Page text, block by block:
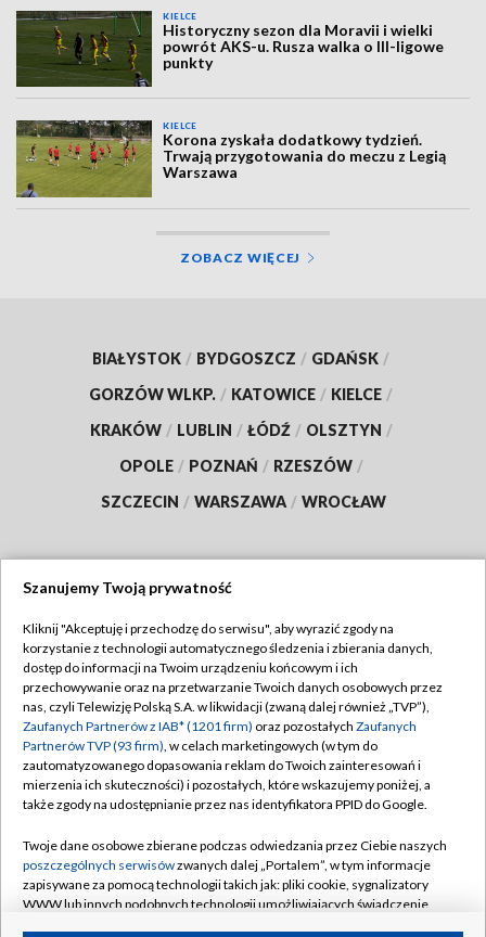
KIELCE
Historyczny sezon dla Moravii i wielki
powrót AKS-u. Rusza walka o III-ligowe
punkty
KIELCE
Korona zyskała dodatkowy tydzień.
Trwają przygotowania do meczu z Legią
Warszawa
ZOBACZ WIĘCEJ
BIAŁYSTOK / BYDGOSZCZ / GDAŃSK /
GORZÓW WLKP. / KATOWICE / KIELCE /
KRAKÓW / LUBLIN / ŁÓDŹ / OLSZTYN /
OPOLE / POZNAŃ / RZESZÓW /
SZCZECIN / WARSZAWA / WROCŁAW
TVP
Abonament TVP
Emisja w TVP
Centrum informacji TVP
Naziemna Telewizja Cyfrowa
Rada Programowa
System NOS
Informacje o nadawcy
Regulamin TVP
Polityka prywatności
Moje zgody
Pomoc
Kontakt
Szanujemy Twoją prywatność
Kliknij "Akceptuję i przechodzę do serwisu", aby wyrazić zgody na
korzystanie z technologii automatycznego śledzenia i zbierania danych,
dostęp do informacji na Twoim urządzeniu końcowym i ich
przechowywanie oraz na przetwarzanie Twoich danych osobowych przez
nas, czyli Telewizję Polską S.A. w likwidacji (zwaną dalej również „TVP”),
Zaufanych Partnerów z IAB* (1201 firm) oraz pozostałych Zaufanych
Partnerów TVP (93 firm), w celach marketingowych (w tym do
zautomatyzowanego dopasowania reklam do Twoich zainteresowań i
mierzenia ich skuteczności) i pozostałych, które wskazujemy poniżej, a
także zgody na udostępnianie przez nas identyfikatora PPID do Google.
Twoje dane osobowe zbierane podczas odwiedzania przez Ciebie naszych
poszczególnych serwisówzwanych dalej „Portalem”, w tym informacje
zapisywane za pomocą technologii takich jak: pliki cookie, sygnalizatory
WWW lub innych podobnych technologii umożliwiających świadczenie